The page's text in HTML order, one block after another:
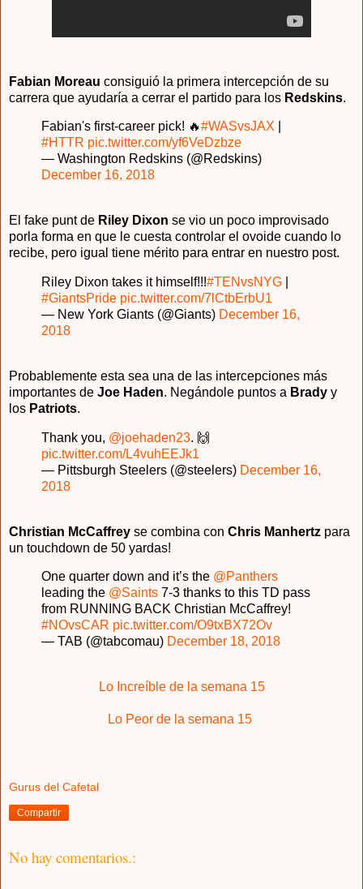
Fabian Moreau consiguió la primera intercepción de su
carrera que ayudaría a cerrar el partido para los Redskins.
Fabian's first-career pick! 🔥#WASvsJAX
#HTTR pic.twitter.com/yf6VeDzbze
— Washington Redskins (@Redskins)
December 16, 2018
El fake punt de Riley Dixon se vio un poco improvisado
porla forma en que le cuesta controlar el ovoide cuando lo
recibe, pero igual tiene mérito para entrar en nuestro post.
Riley Dixon takes it himself!!!#TENvsNYG
#GiantsPride pic.twitter.com/7lCtbErbU1
— New York Giants (@Giants) December 16,
2018
Probablemente esta sea una de las intercepciones más
importantes de Joe Haden. Negándole puntos a Brady y
los Patriots.
Thank you, @joehaden23. 🙌
pic.twitter.com/L4vuhEEJk1
— Pittsburgh Steelers (@steelers) December 16,
2018
Christian McCaffrey se combina con Chris Manhertz para
un touchdown de 50 yardas!
One quarter down and it’s the @Panthers
leading the @Saints 7-3 thanks to this TD pass
from RUNNING BACK Christian McCaffrey!
#NOvsCAR pic.twitter.com/O9txBX72Ov
— TAB (@tabcomau) December 18, 2018
Lo Increíble de la semana 15
Lo Peor de la semana 15
Gurus del Cafetal
Compartir
No hay comentarios.: